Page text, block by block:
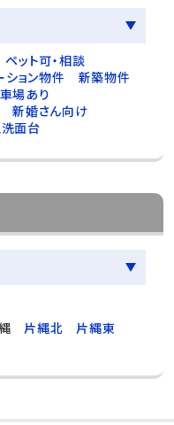
ペット可・相談
ション物件
新築物件
場あり
新婚さん向け
面台
片縄北
片縄東